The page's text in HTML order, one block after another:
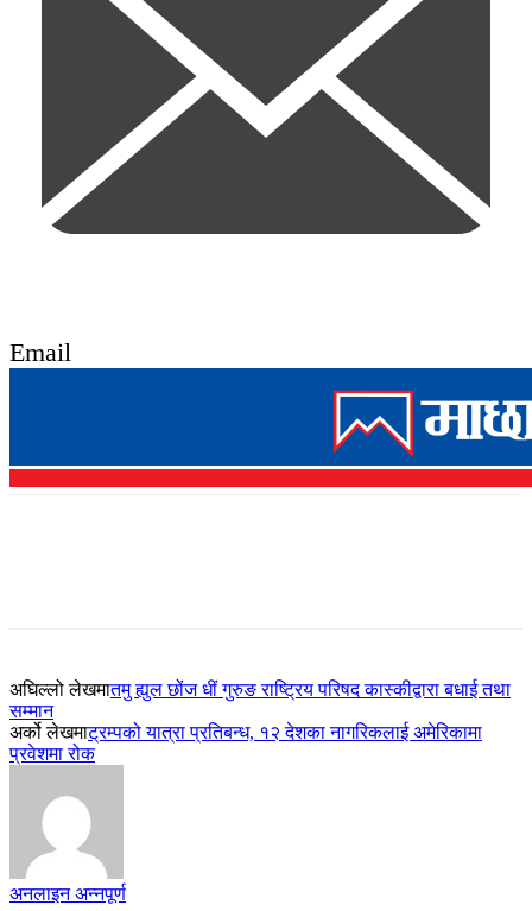
Email
अघिल्लो लेखमातमु ह्युल छोंज धीं गुरुङ राष्ट्रिय परिषद कास्कीद्वारा बधाई तथा
सम्मान
अर्को लेखमाट्रम्पको यात्रा प्रतिबन्ध, १२ देशका नागरिकलाई अमेरिकामा
प्रवेशमा रोक
अनलाइन अन्नपूर्ण